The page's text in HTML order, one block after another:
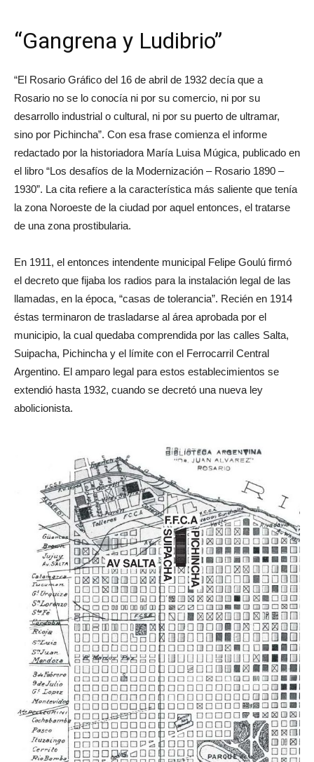
“Gangrena y Ludibrio”
“El Rosario Gráfico del 16 de abril de 1932 decía que a
Rosario no se lo conocía ni por su comercio, ni por su
desarrollo industrial o cultural, ni por su puerto de ultramar,
sino por Pichincha”. Con esa frase comienza el informe
redactado por la historiadora María Luisa Múgica, publicado en
el libro “Los desafíos de la Modernización – Rosario 1890 –
1930”. La cita refiere a la característica más saliente que tenía
la zona Noroeste de la ciudad por aquel entonces, el tratarse
En 1911, el entonces intendente municipal Felipe Goulú firmó
el decreto que fijaba los radios para la instalación legal de las
llamadas, en la época, “casas de tolerancia”. Recién en 1914
éstas terminaron de trasladarse al área aprobada por el
municipio, la cual quedaba comprendida por las calles Salta,
Suipacha, Pichincha y el límite con el Ferrocarril Central
Argentino. El amparo legal para estos establecimientos se
extendió hasta 1932, cuando se decretó una nueva ley